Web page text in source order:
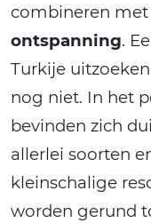
combineren met
ontspanning.
Turkije
nog niet. In het
bevinden zich
allerlei soorten
kleinschalige
worden gerund